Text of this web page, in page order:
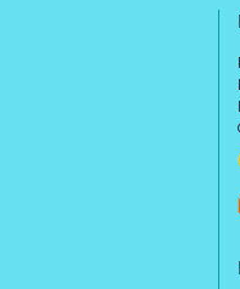
Bretelles larges,
Fermeture : agrafes et
2 rangées : 90-100 A-B ;
3 rangées : 105-120 A-B ;